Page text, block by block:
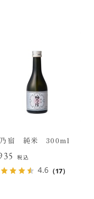
宿 純米 300ml
税込
4.6 （17）